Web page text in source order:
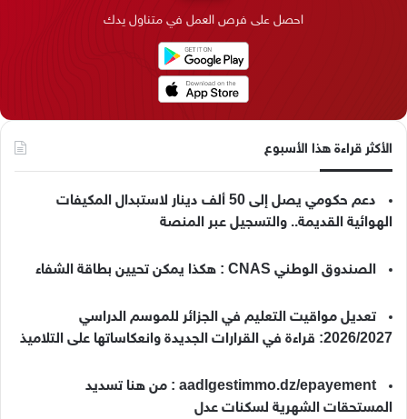
ن
ا
م
م
k
احصل على فرص العمل في متناول يدك
الأكثر قراءة هذا الأسبوع
دعم حكومي يصل إلى 50 ألف دينار لاستبدال المكيفات
الهوائية القديمة.. والتسجيل عبر المنصة
الصندوق الوطني CNAS : هكذا يمكن تحيين بطاقة الشفاء
تعديل مواقيت التعليم في الجزائر للموسم الدراسي
2026/2027: قراءة في القرارات الجديدة وانعكاساتها على التلاميذ
aadlgestimmo.dz/epayement : من هنا تسديد
المستحقات الشهرية لسكنات عدل